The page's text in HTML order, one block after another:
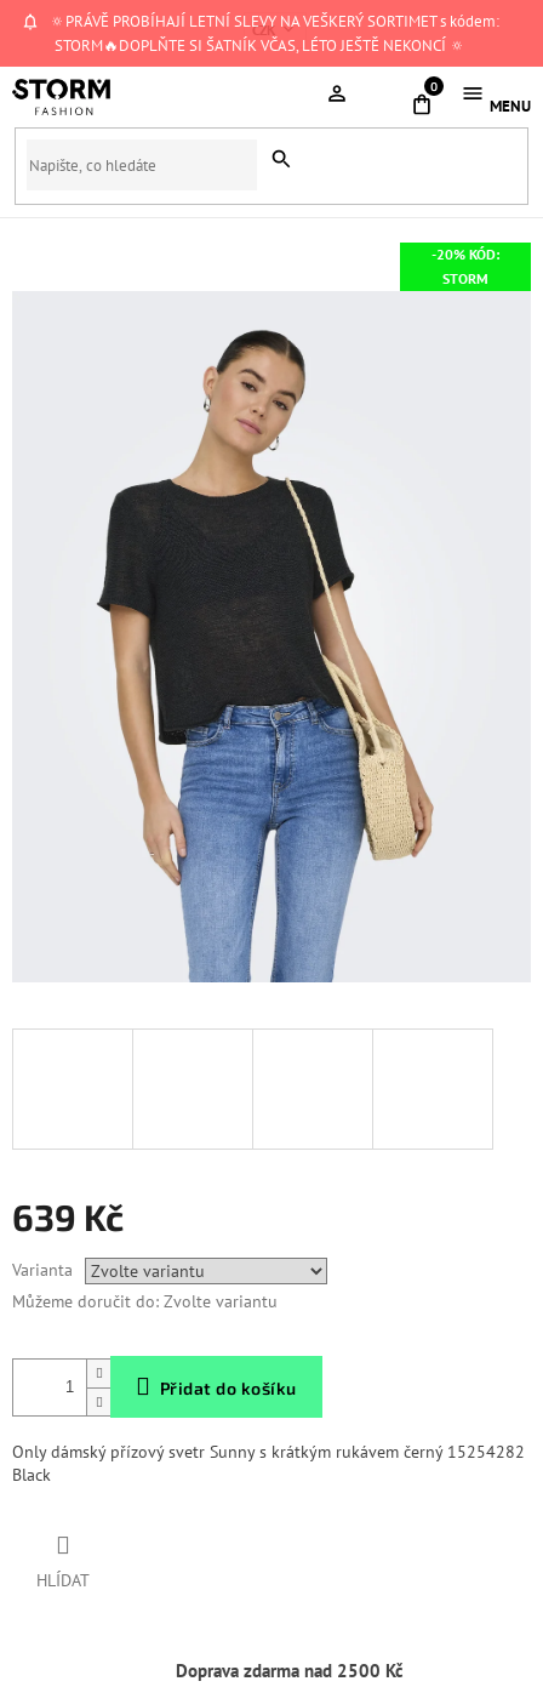
Přejít
🔅PRÁVĚ PROBÍHAJÍ LETNÍ SLEVY NA VEŠKERÝ SORTIMET s kódem:
STORM🔥DOPLŇTE SI ŠATNÍK VČAS, LÉTO JEŠTĚ NEKONCÍ 🔅
CZK
NÁKUPNÍ
-20% KÓD:
STORM
639 Kč
cena:
Varianta
Můžeme doručit do: Zvolte variantu
Přidat do košíku
Only dámský přízový svetr Sunny s krátkým rukávem černý 15254282
Black
HLÍDAT
Doprava zdarma nad 2500 Kč